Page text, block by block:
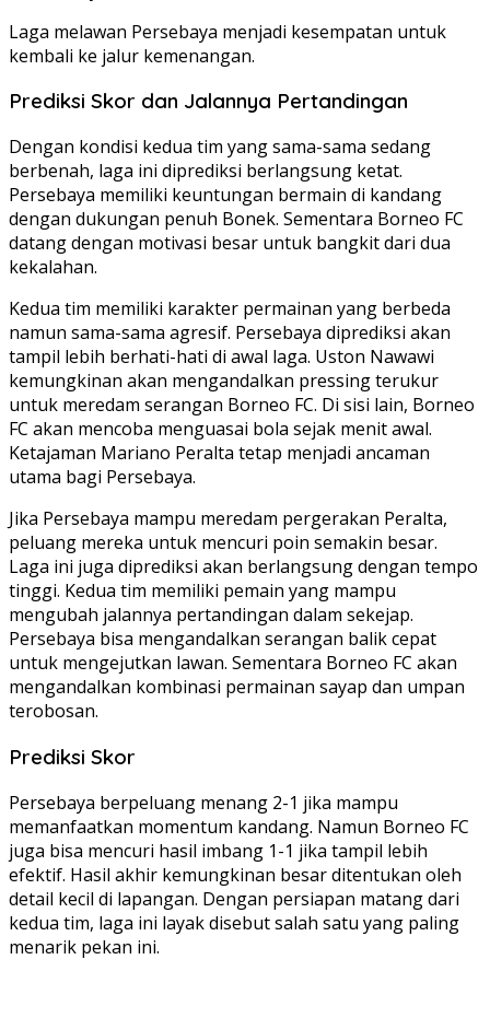
Laga melawan Persebaya menjadi kesempatan untuk
kembali ke jalur kemenangan.
Prediksi Skor dan Jalannya Pertandingan
Dengan kondisi kedua tim yang sama-sama sedang
berbenah, laga ini diprediksi berlangsung ketat.
Persebaya memiliki keuntungan bermain di kandang
dengan dukungan penuh Bonek. Sementara Borneo FC
datang dengan motivasi besar untuk bangkit dari dua
kekalahan.
Kedua tim memiliki karakter permainan yang berbeda
namun sama-sama agresif. Persebaya diprediksi akan
tampil lebih berhati-hati di awal laga. Uston Nawawi
kemungkinan akan mengandalkan pressing terukur
untuk meredam serangan Borneo FC. Di sisi lain, Borneo
FC akan mencoba menguasai bola sejak menit awal.
Ketajaman Mariano Peralta tetap menjadi ancaman
utama bagi Persebaya.
Jika Persebaya mampu meredam pergerakan Peralta,
peluang mereka untuk mencuri poin semakin besar.
Laga ini juga diprediksi akan berlangsung dengan tempo
tinggi. Kedua tim memiliki pemain yang mampu
mengubah jalannya pertandingan dalam sekejap.
Persebaya bisa mengandalkan serangan balik cepat
untuk mengejutkan lawan. Sementara Borneo FC akan
mengandalkan kombinasi permainan sayap dan umpan
terobosan.
Prediksi Skor
Persebaya berpeluang menang 2-1 jika mampu
memanfaatkan momentum kandang. Namun Borneo FC
juga bisa mencuri hasil imbang 1-1 jika tampil lebih
efektif. Hasil akhir kemungkinan besar ditentukan oleh
detail kecil di lapangan. Dengan persiapan matang dari
kedua tim, laga ini layak disebut salah satu yang paling
menarik pekan ini.